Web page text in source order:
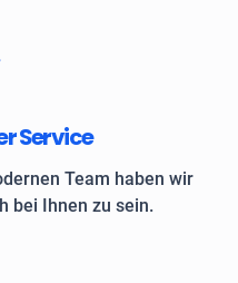
Service
Team haben wir
bei Ihnen zu sein.